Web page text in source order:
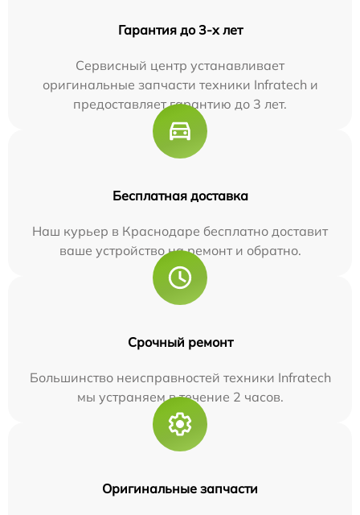
Гарантия до 3-х лет
Сервисный центр устанавливает
оригинальные запчасти техники Infratech и
предоставляет гарантию до 3 лет.
Бесплатная доставка
Наш курьер в Краснодаре бесплатно доставит
ваше устройство на ремонт и обратно.
Срочный ремонт
Большинство неисправностей техники Infratech
мы устраняем в течение 2 часов.
Оригинальные запчасти